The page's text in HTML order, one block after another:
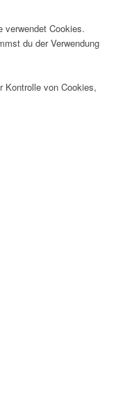
verwendet Cookies.
du der Verwendung
Kontrolle von Cookies,